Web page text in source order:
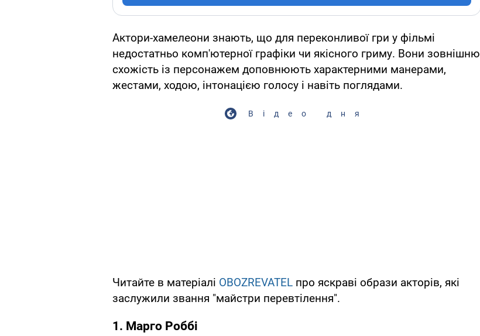
Актори-хамелеони знають, що для переконливої гри у фільмі
недостатньо комп'ютерної графіки чи якісного гриму. Вони зовнішню
схожість із персонажем доповнюють характерними манерами,
жестами, ходою, інтонацією голосу і навіть поглядами.
Відео дня
Читайте в матеріалі OBOZREVATEL про яскраві образи акторів, які
заслужили звання "майстри перевтілення".
1. Марго Роббі